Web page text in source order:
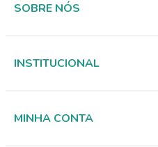
SOBRE NÓS
INSTITUCIONAL
MINHA CONTA